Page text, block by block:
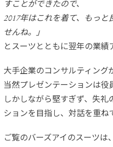
すことができたので、
2017年はこれを着て、もっ
せんね。」
とスーツとともに翌年の業績
大手企業のコンサルティング
当然プレゼンテーションは役
しかしながら堅すぎず、失
ションを目指し、対話を重ね
ご覧のバーズアイのスーツは